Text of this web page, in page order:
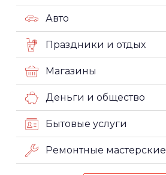
Авто
Праздники и отдых
Магазины
Деньги и общество
Бытовые услуги
Ремонтные мастерские